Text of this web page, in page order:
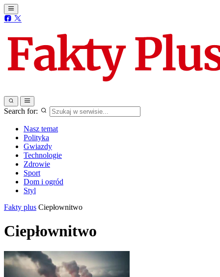
Search for:
Nasz temat
Polityka
Gwiazdy
Technologie
Zdrowie
Sport
Dom i ogród
Styl
Fakty plus Ciepłownitwo
Ciepłownitwo